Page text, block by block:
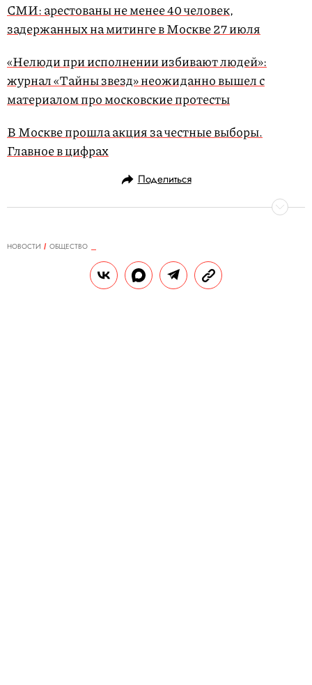
СМИ: арестованы не менее 40 человек,
задержанных на митинге в Москве 27 июля
«Нелюди при исполнении избивают людей»:
журнал «Тайны звезд» неожиданно вышел с
материалом про московские протесты
В Москве прошла акция за честные выборы.
Главное в цифрах
Поделиться
НОВОСТИ
ОБЩЕСТВО
Facebook* изучает возможность